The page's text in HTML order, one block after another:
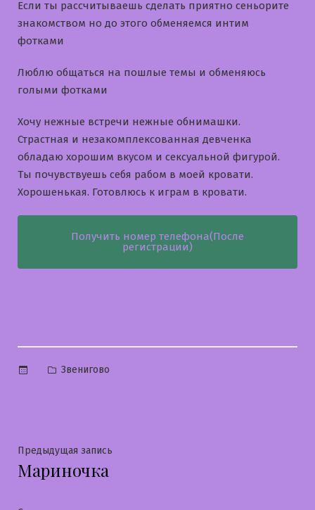
Если ты рассчитываешь сделать приятно сеньорите
знакомством но до этого обменяемся интим
фотками
Люблю общаться на пошлые темы и обменяюсь
голыми фотками
Хочу нежные встречи нежные обнимашки.
Страстная и незакомплексованная девченка
обладаю хорошим вкусом и сексуальной фигурой.
Ты почувствуешь себя рабом в моей кровати.
Хорошенькая. Готовлюсь к играм в кровати.
Получить номер телефона(После
регистрации)
Опубликовано
Звенигово
Навигация
по
Предыдущая запись
Мариночка